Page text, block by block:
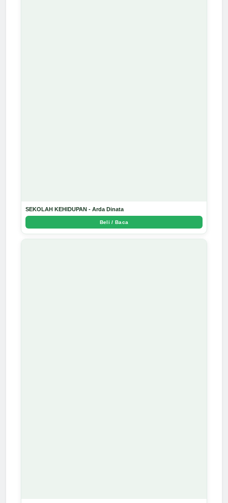
SEKOLAH KEHIDUPAN - Arda Dinata
Beli / Baca